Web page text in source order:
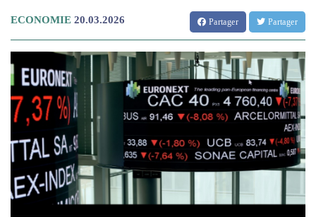
ECONOMIE 20.03.2026 Partager Partager